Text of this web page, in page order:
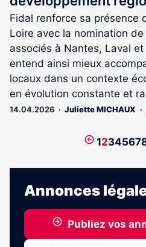
Fidal renforce sa présence
Loire avec la nomination
associés à Nantes, Laval
entend ainsi mieux
locaux dans un contexte
en évolution constante et
14.04.2026 Juliette MICHAUX
Page
1234567
Annonces
Publiez vos